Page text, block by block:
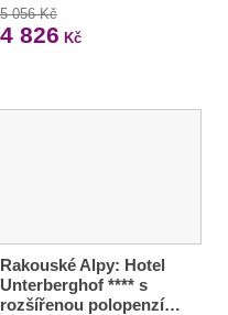
5 056 Kč
4 826 Kč
Rakouské Alpy: Hotel
Unterberghof **** s
rozšířenou polopenzí…